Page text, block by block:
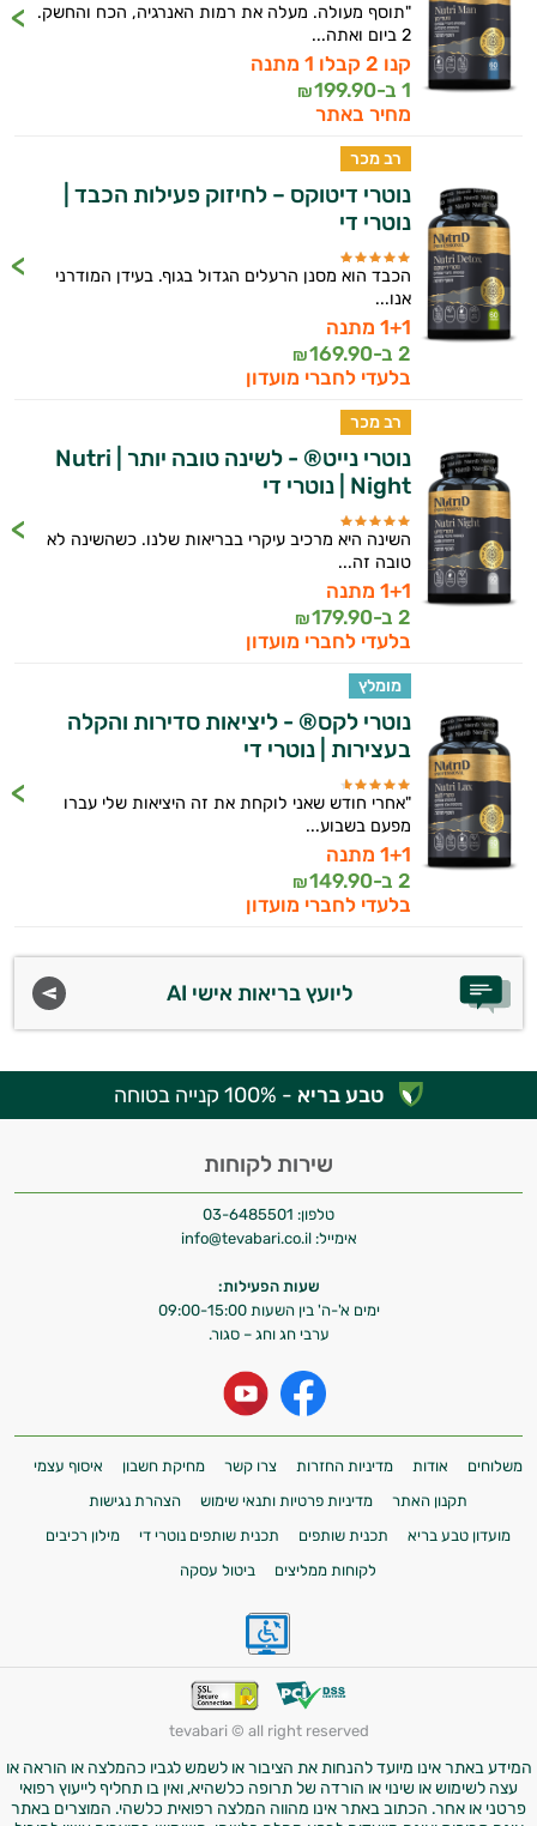
"תוסף מעולה. מעלה את רמות האנרגיה, הכח והחשק.
2 ביום ואתה...
קנו 2 קבלו 1 מתנה
1 ב-
199.90
₪
מחיר באתר
רב מכר
נוטרי דיטוקס – לחיזוק פעילות הכבד |
נוטרי די
הכבד הוא מסנן הרעלים הגדול בגוף. בעידן המודרני
אנו...
1+1 מתנה
2 ב-
169.90
₪
בלעדי לחברי מועדון
רב מכר
נוטרי נייט® - לשינה טובה יותר | Nutri
Night | נוטרי די
השינה היא מרכיב עיקרי בבריאות שלנו. כשהשינה לא
טובה זה...
1+1 מתנה
2 ב-
179.90
₪
בלעדי לחברי מועדון
מומלץ
נוטרי לקס® - ליציאות סדירות והקלה
בעצירות | נוטרי די
"אחרי חודש שאני לוקחת את זה היציאות שלי עברו
מפעם בשבוע...
1+1 מתנה
2 ב-
149.90
₪
בלעדי לחברי מועדון
ליועץ בריאות אישי AI
טבע בריא - 100% קנייה בטוחה
שירות לקוחות
טלפון: 03-6485501
אימייל: info@tevabari.co.il
שעות הפעילות:
ימים א'-ה' בין השעות 09:00-15:00
ערבי חג וחג – סגור.
משלוחים אודות מדיניות החזרות צרו קשר מחיקת חשבון
איסוף עצמי
תקנון האתר
מדיניות פרטיות ותנאי שימוש
הצהרת נגישות
מועדון טבע בריא
תכנית שותפים תכנית שותפים נוטרי די
מילון רכיבים
לקוחות ממליצים
ביטול עסקה
tevabari © all right reserved
המידע באתר אינו מיועד להנחות את הציבור או לשמש לגביו כהמלצה או הוראה או
עצה לשימוש או שינוי או הורדה של תרופה כלשהיא, ואין בו תחליף לייעוץ רפואי
פרטני או אחר. הכתוב באתר אינו מהווה המלצה רפואית כלשהי. המוצרים באתר
היי,
אני יועץ הבריאות האישי AI של טבע בריא.
וספרות מקצועית בתחומי הרפואה הטבעית
ותזונת הספורט.
אני כאן כדי לעזור לך להתאים את תוספי
התזונה ומוצרי הבריאות המדויקים למטרות
ולמצב הגופני שלך, ולהסביר לך אילו רכיבים
עובדים יחד כדי למקסם תוצאות גם בחיי היום
יום וגם בתחום הכושר והספורט.
המטרה שלי היא להתאים עבורך המלצות
אישיות מבוססות מדעית.
זה הזמן להתחיל. איך אוכל לעזור?